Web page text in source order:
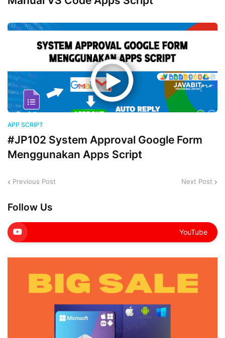
APP SCRIPT
#JP102 System Approval Google Form
Menggunakan Apps Script
Previous Post Next Post
Follow Us
YouTube